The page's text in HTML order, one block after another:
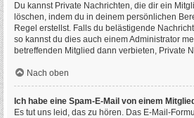
Du kannst Private Nachrichten, die dir ein
löschen, indem du in deinem persönlichen
Regel erstellst. Falls du belästigende
so kannst du dies auch einem Administrator
betreffenden Mitglied dann verbieten, Private
Nach oben
Ich habe eine Spam-E-Mail von einem
Es tut uns leid, das zu hören. Das E-Mail-